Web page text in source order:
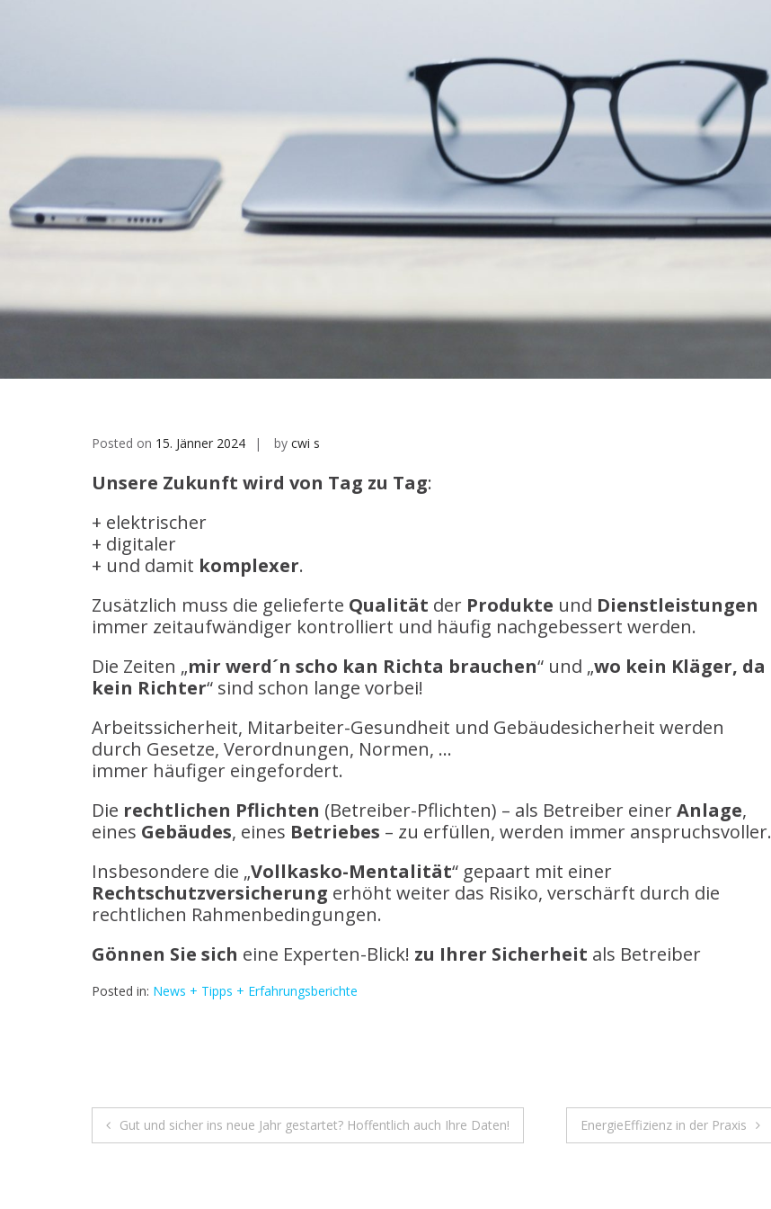
Posted on 15. Jänner 2024 by cwi s
Unsere Zukunft wird von Tag zu Tag:
+ elektrischer
+ digitaler
+ und damit komplexer.
Zusätzlich muss die gelieferte Qualität der Produkte und Dienstleistungen
immer zeitaufwändiger kontrolliert und häufig nachgebessert werden.
Die Zeiten „mir werd´n scho kan Richta brauchen“ und „wo kein Kläger, da
kein Richter“ sind schon lange vorbei!
Arbeitssicherheit, Mitarbeiter-Gesundheit und Gebäudesicherheit werden
durch Gesetze, Verordnungen, Normen, …
immer häufiger eingefordert.
Die rechtlichen Pflichten (Betreiber-Pflichten) – als Betreiber einerAnlage,
eines Gebäudes, eines Betriebes – zu erfüllen, werden immer anspruchsvoller.
Insbesondere die „Vollkasko-Mentalität“ gepaart mit einer
Rechtschutzversicherung erhöht weiter das Risiko, verschärft durch die
rechtlichen Rahmenbedingungen.
Gönnen Sie sich eine Experten-Blick! zu Ihrer Sicherheit als Betreiber
Posted in: News + Tipps + Erfahrungsberichte
Beitrags-
Gut und sicher ins neue Jahr gestartet? Hoffentlich auch Ihre Daten! EnergieEffizienz in der Praxis